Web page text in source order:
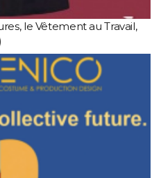
le Vêtement au Travail,